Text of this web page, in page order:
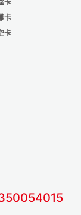
卡
卡
卡